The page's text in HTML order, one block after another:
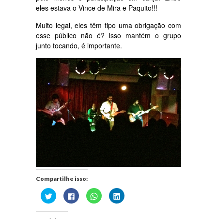
eles estava o Vince de Mira e Paquito!!!
Muito legal, eles têm tipo uma obrigação com
esse público não é? Isso mantém o grupo
junto tocando, é importante.
Compartilhe isso:
Clique
para
compartilhar
no
Twitter(abre
Clique
para
compartilhar
Clique
para
compartilhar
Clique
para